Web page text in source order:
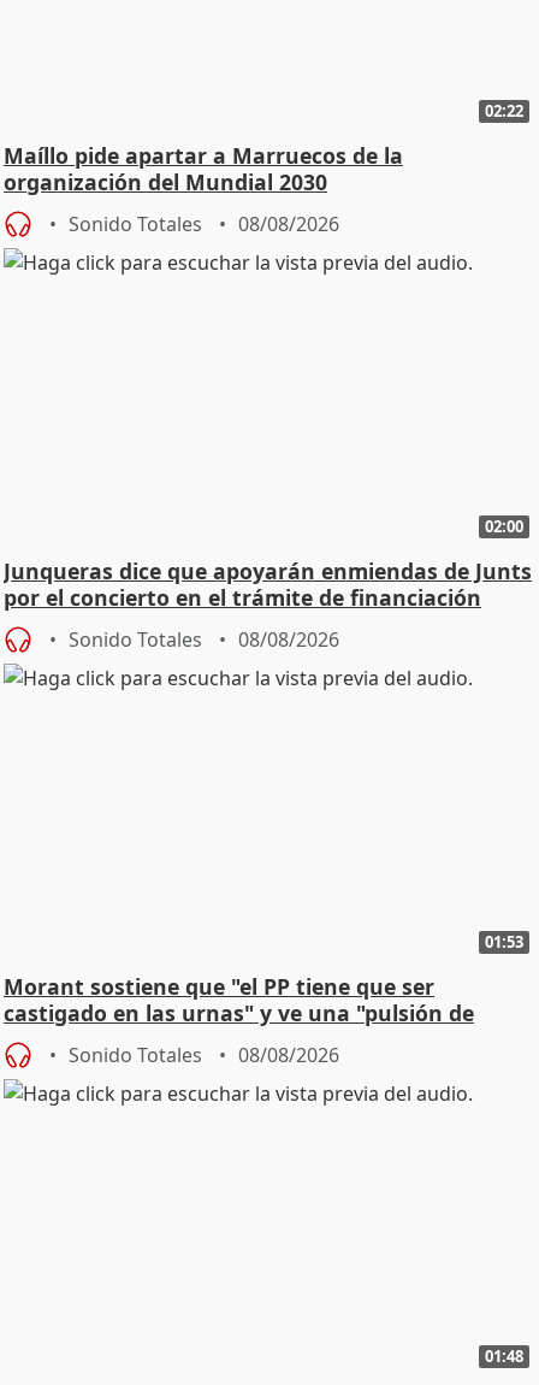
02:22
Maíllo pide apartar a Marruecos de la
organización del Mundial 2030
Sonido Totales 08/08/2026
02:00
Junqueras dice que apoyarán enmiendas de Junts
por el concierto en el trámite de financiación
Sonido Totales 08/08/2026
01:53
Morant sostiene que "el PP tiene que ser
castigado en las urnas" y ve una "pulsión de
cambio"
Sonido Totales 08/08/2026
01:48